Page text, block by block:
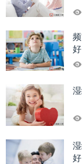
好
好